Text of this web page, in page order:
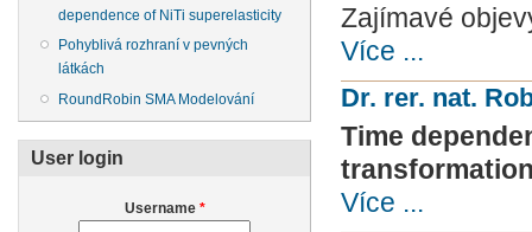
dependence of NiTi superelasticity
Pohyblivá rozhraní v pevných
látkách
RoundRobin SMA Modelování
User login
Username *
Zajímavé
Více ...
Dr. rer. nat.
Time
Více ...